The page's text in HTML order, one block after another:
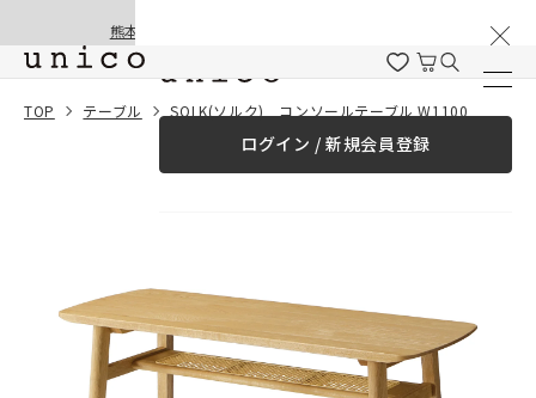
熊本地震の影響による配送遅延と停止について
ログイン / 新規会員登録
商品カテゴリー一覧
家具
TOP テーブル SOLK(ソルク) コンソールテーブル W1100
一緒に購入する